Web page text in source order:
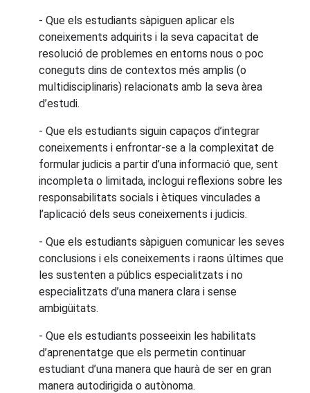
- Que els estudiants sàpiguen aplicar els
coneixements adquirits i la seva capacitat de
resolució de problemes en entorns nous o poc
coneguts dins de contextos més amplis (o
multidisciplinaris) relacionats amb la seva àrea
d’estudi.
- Que els estudiants siguin capaços d’integrar
coneixements i enfrontar-se a la complexitat de
formular judicis a partir d’una informació que, sent
incompleta o limitada, inclogui reflexions sobre les
responsabilitats socials i ètiques vinculades a
l’aplicació dels seus coneixements i judicis.
- Que els estudiants sàpiguen comunicar les seves
conclusions i els coneixements i raons últimes que
les sustenten a públics especialitzats i no
especialitzats d’una manera clara i sense
ambigüitats.
- Que els estudiants posseeixin les habilitats
d’aprenentatge que els permetin continuar
estudiant d’una manera que haurà de ser en gran
manera autodirigida o autònoma.